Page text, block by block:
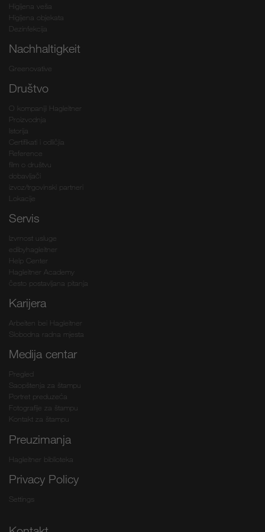
Higijena veša
Higijena objekata
Dezinfekcija
Nachhaltigkeit
Greenovative
Društvo
O kompaniji Hagleitner
Proizvodnja
Istorija
Certifikati i odličjia
Reference
film o društvu
dobavljači
izvoz/trgovinski partneri
Lokacije
Servis
Izvrnost usluge
edibyhagleitner
Help Center
Hagleitner Academy
često postavljana pitanja
Karijera
Arbeiten bei Hagleitner
Slobodna radna mjesta
Medija centar
Pregled
Saopštenja za štampu
Portret preduzeća
Fotografije za štampu
Kontakt za štampu
Preuzimanja
Hagleitner biblioteka
Privacy Policy
Settings